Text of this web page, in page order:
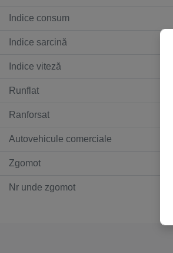
Indice consum
Indice sarcină
Indice viteză
Runflat
Ranforsat
Autovehicule comerciale
Zgomot
Nr unde zgomot